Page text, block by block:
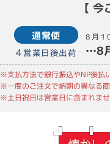
【
通常便
4 営業日後出荷
8月
…8
※支払方法で銀行振込やNP後払
※一度のご注文で納期の異なる
※土日祝日は営業日に含まれませ